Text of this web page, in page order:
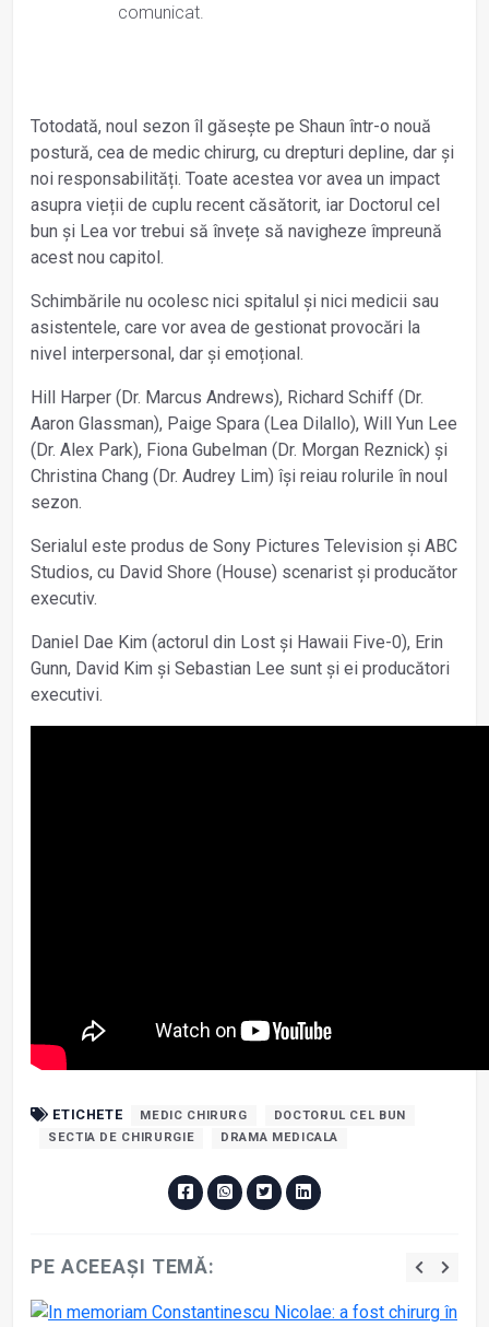
comunicat.
Totodată, noul sezon îl găsește pe Shaun într-o nouă
postură, cea de medic chirurg, cu drepturi depline, dar și
noi responsabilități. Toate acestea vor avea un impact
asupra vieții de cuplu recent căsătorit, iar Doctorul cel
bun și Lea vor trebui să învețe să navigheze împreună
acest nou capitol.
Schimbările nu ocolesc nici spitalul și nici medicii sau
asistentele, care vor avea de gestionat provocări la
nivel interpersonal, dar și emoțional.
Hill Harper (Dr. Marcus Andrews), Richard Schiff (Dr.
Aaron Glassman), Paige Spara (Lea Dilallo), Will Yun Lee
(Dr. Alex Park), Fiona Gubelman (Dr. Morgan Reznick) și
Christina Chang (Dr. Audrey Lim) își reiau rolurile în noul
sezon.
Serialul este produs de Sony Pictures Television și ABC
Studios, cu David Shore (House) scenarist și producător
executiv.
Daniel Dae Kim (actorul din Lost și Hawaii Five-0), Erin
Gunn, David Kim și Sebastian Lee sunt și ei producători
executivi.
ETICHETE MEDIC CHIRURG
DOCTORUL CEL BUN
SECTIA DE CHIRURGIE
DRAMA MEDICALA
PE ACEEAȘI TEMĂ: